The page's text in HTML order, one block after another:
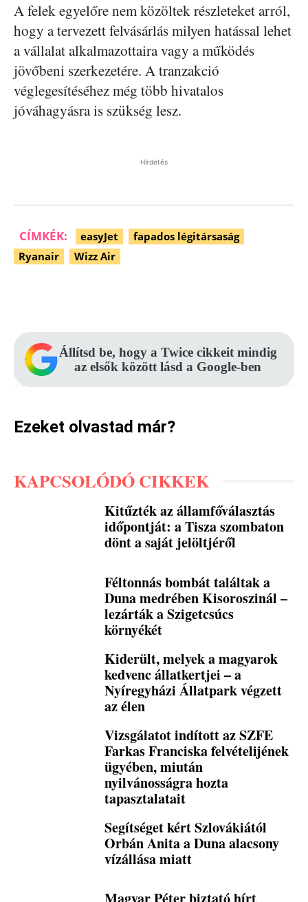
A felek egyelőre nem közöltek részleteket arról,
hogy a tervezett felvásárlás milyen hatással lehet
a vállalat alkalmazottaira vagy a működés
jövőbeni szerkezetére. A tranzakció
véglegesítéséhez még több hivatalos
jóváhagyásra is szükség lesz.
Hirdetés
CÍMKÉK: easyJet
fapados légitársaság
Ryanair
Wizz Air
Állítsd be, hogy a Twice cikkeit mindig
az elsők között lásd a Google-ben
Ezeket olvastad már?
KAPCSOLÓDÓ CIKKEK
Kitűzték az államfőválasztás
időpontját: a Tisza szombaton
dönt a saját jelöltjéről
Féltonnás bombát találtak a
Duna medrében Kisoroszinál –
lezárták a Szigetcsúcs
környékét
Kiderült, melyek a magyarok
kedvenc állatkertjei – a
Nyíregyházi Állatpark végzett
az élen
Vizsgálatot indított az SZFE
Farkas Franciska felvételijének
ügyében, miután
nyilvánosságra hozta
tapasztalatait
Segítséget kért Szlovákiától
Orbán Anita a Duna alacsony
vízállása miatt